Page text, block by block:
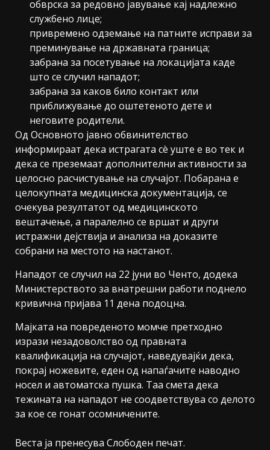
обврска за редовно јавување кај надлежно
службено лице;
привремено одземање на патните исправи за
преминување на државната граница;
забрана за посетување на локацијата каде
што се случил нападот;
забрана за каков било контакт или
приближување до оштетеното дете и
неговите родители.
Од Основното јавно обвинителство
информираат дека истрагата сè уште е во тек и
дека се преземаат дополнителни активности за
целосно расчистување на случајот. Побарана е
целокупната медицинска документација, се
очекува резултатот од медицинското
вештачење, а паралелно се вршат и други
истражни дејствија и анализа на доказите
собрани на местото на настанот.
Нападот се случил на 22 јуни во Ченто, додека
Министерството за внатрешни работи поднело
кривична пријава 11 дена подоцна.
Мајката на повреденото момче претходно
изрази незадоволство од правната
квалификација на случајот, наведувајќи дека,
покрај ножевите, еден од напаѓачите наводно
носел и автоматска пушка. Таа смета дека
тежината на нападот не соодветствува со делото
за кое се гонат осомничените.
Веста ја пренесува Слободен печат.